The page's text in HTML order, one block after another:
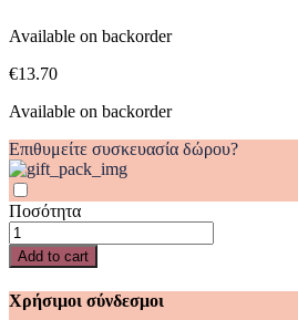
Available on backorder
€13.70
Available on backorder
Επιθυμείτε συσκευασία δώρου?
Ποσότητα
Ιστορίες
για
μια
γλυκιά
καληνύχτα
Add to cart
Χρήσιμοι σύνδεσμοι